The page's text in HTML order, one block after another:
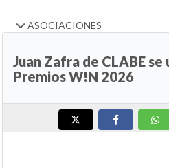
ASOCIACIONES
Juan Zafra de CLABE
Premios W!N 2026